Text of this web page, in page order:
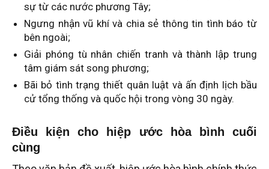
sự từ các nước phương Tây;
Ngưng nhận vũ khí và chia sẻ thông tin tình báo từ
bên ngoài;
Giải phóng tù nhân chiến tranh và thành lập trung
tâm giám sát song phương;
Bãi bỏ tình trạng thiết quân luật và ấn định lịch bầu
cử tổng thống và quốc hội trong vòng 30 ngày.
Điều kiện cho hiệp ước hòa bình cuối
cùng